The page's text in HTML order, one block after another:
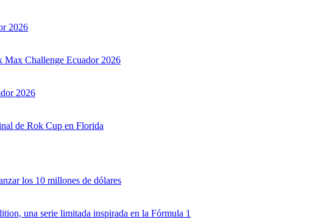
2026
Max Challenge Ecuador 2026
2026
de Rok Cup en Florida
los 10 millones de dólares
una serie limitada inspirada en la Fórmula 1